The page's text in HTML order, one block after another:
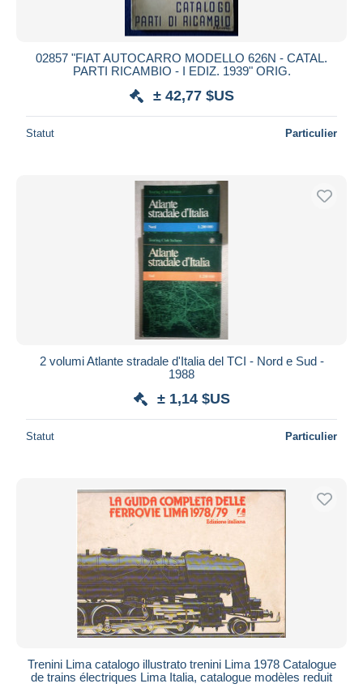
02857 "FIAT AUTOCARRO MODELLO 626N - CATAL.
PARTI RICAMBIO - I EDIZ. 1939" ORIG.
± 42,77 $US
Statut Particulier
2 volumi Atlante stradale d'Italia del TCI - Nord e Sud -
1988
± 1,14 $US
Statut Particulier
Trenini Lima catalogo illustrato trenini Lima 1978 Catalogue
de trains électriques Lima Italia, catalogue modèles reduit